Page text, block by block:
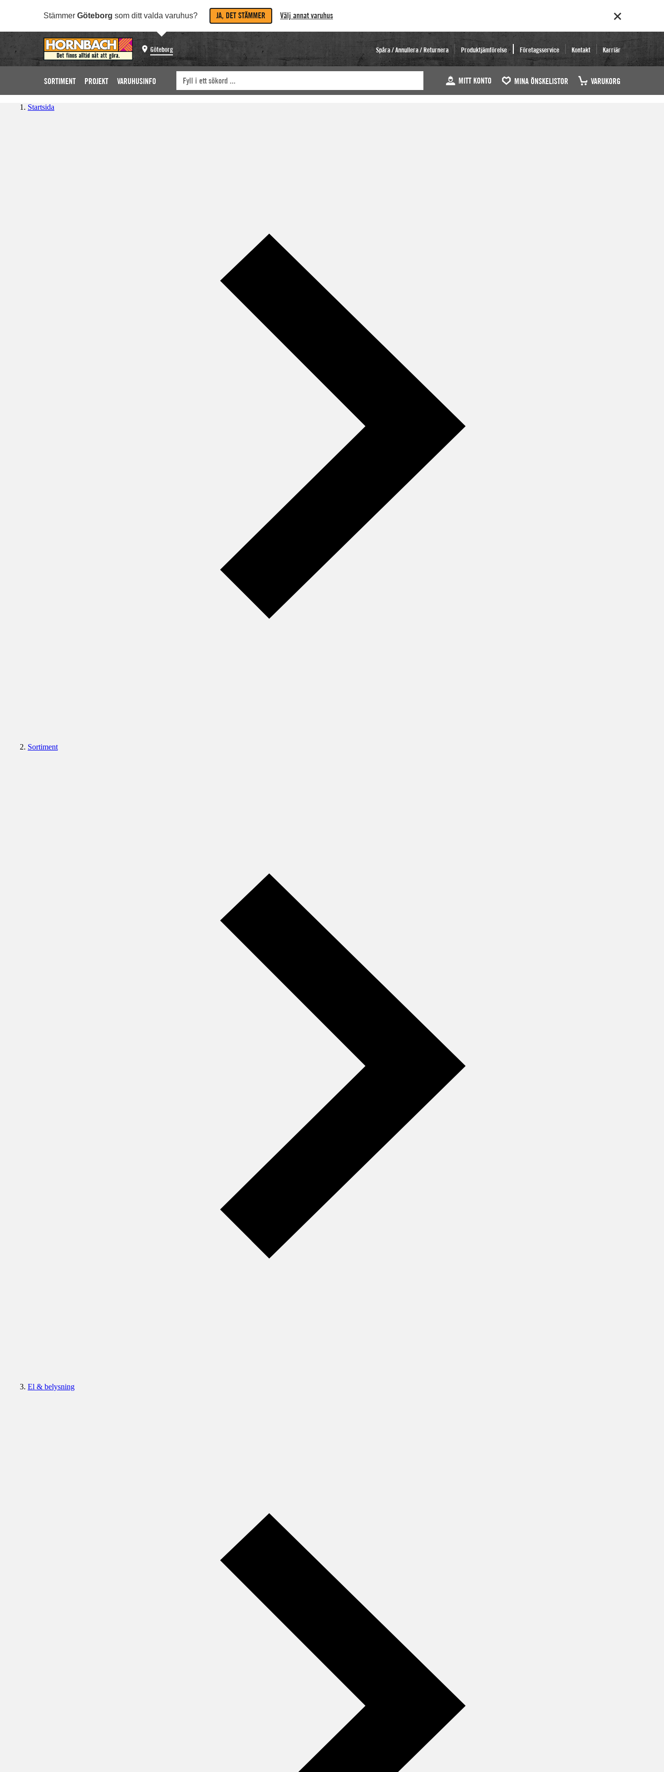
Stämmer Göteborg som ditt valda varuhus? JA, DET STÄMMER Välj annat varuhus
Göteborg Spåra / Annullera / Returnera Produktjämförelse Företagsservice Kontakt Karriär
SORTIMENT PROJEKT VARUHUSINFO MITT KONTO MINA ÖNSKELISTOR VARUKORG
Startsida
Sortiment
El & belysning